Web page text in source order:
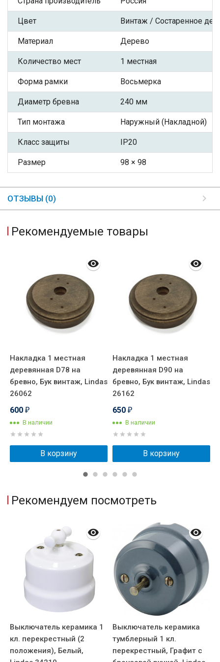
Цвет Винтаж / Состаренное
Материал Дерево
Количество мест 1 местная
Форма рамки Восьмерка
Диаметр бревна 240 мм
Тип монтажа Наружный (Накладной)
Класс защиты IP20
Размер 98 × 98
ОТЗЫВЫ (0)
Рекомендуемые товары
Накладка 1 местная
деревянная D78 на
бревно, Бук винтаж, Lindas
26062
600 ₽
В наличии
В корзину
Накладка 1 местная
деревянная D90 на
бревно, Бук винтаж, Lindas
26162
650 ₽
В наличии
В корзину
Рекомендуем посмотреть
Выключатель керамика 1
кл. перекрестный (2
положения), Белый,
Выключатель керамика
тумблерный 1 кл.
перекрестный, Графит с